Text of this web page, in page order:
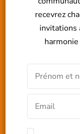
recevrez
invitations